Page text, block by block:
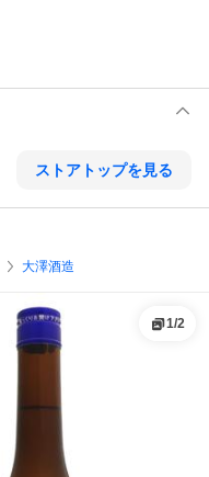
ストアトップを見る
大澤酒造
1/2